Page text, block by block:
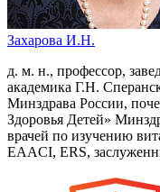
Захарова И.Н.
д. м. н., профессор,
академика Г.Н.
Минздрава России,
Здоровья Детей»
врачей по изучению
EAACI, ERS,